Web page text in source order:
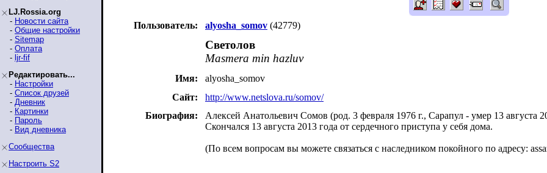
LJ.Rossia.org
- Новости сайта
- Общие настройки
- Sitemap
- Оплата
- ljr-fif
Редактировать...
- Настройки
- Список друзей
- Дневник
- Картинки
- Пароль
- Вид дневника
Сообщества
Настроить S2
Пользователь: alyosha_somov (42779)
Светолов
Masmera min hazluv
Имя:
alyosha_somov
Сайт:
http://www.netslova.ru/somov/
Биография:
Алексей Анатольевич Сомов (род. 3 февраля 1976 г., Сарапул - умер 13 августа
Скончался 13 августа 2013 года от сердечного приступа у себя дома.
(По всем вопросам вы можете связаться с наследником покойного по адресу: